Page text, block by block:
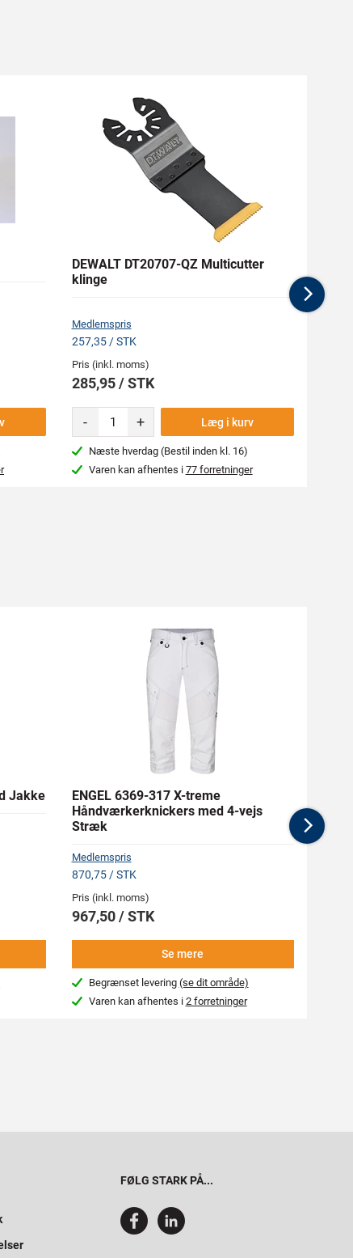
DEWALT DT20707-QZ Multicutter
klinge
Medlemspris
257,35 / STK
Pris (inkl. moms)
285,95 / STK
- + Læg i kurv
Næste hverdag (Bestil inden kl. 16)
Varen kan afhentes i 77 forretninger
Jakke
ENGEL 6369-317 X-treme
Håndværkerknickers med 4-vejs
Stræk
Medlemspris
870,75 / STK
Pris (inkl. moms)
967,50 / STK
Se mere
Begrænset levering (se dit område)
Varen kan afhentes i 2 forretninger
FØLG STARK PÅ...